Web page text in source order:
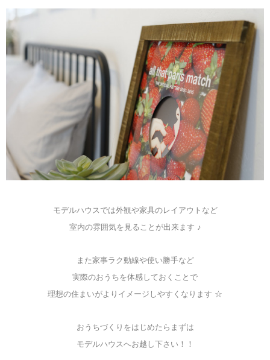
モデルハウスでは外観や家具のレイアウトなど
室内の雰囲気を見ることが出来ます ♪
また家事ラク動線や使い勝手など
実際のおうちを体感しておくことで
理想の住まいがよりイメージしやすくなります ☆
おうちづくりをはじめたらまずは
モデルハウスへお越し下さい！！